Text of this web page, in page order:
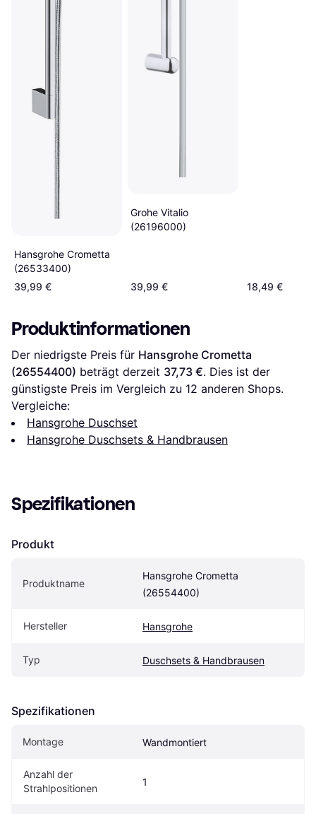
Hansgrohe Crometta
(26533400)
39,99 €
Grohe Vitalio
(26196000)
39,99 € 18,49 €
Produktinformationen
Der niedrigste Preis für Hansgrohe Crometta
(26554400) beträgt derzeit 37,73 €. Dies ist der
günstigste Preis im Vergleich zu 12 anderen Shops.
Vergleiche:
Hansgrohe Duschset
Hansgrohe Duschsets & Handbrausen
Spezifikationen
Produkt
Produktname
Hansgrohe Crometta
(26554400)
Hersteller Hansgrohe
Typ Duschsets & Handbrausen
Spezifikationen
Montage Wandmontiert
Anzahl der
Strahlpositionen
1